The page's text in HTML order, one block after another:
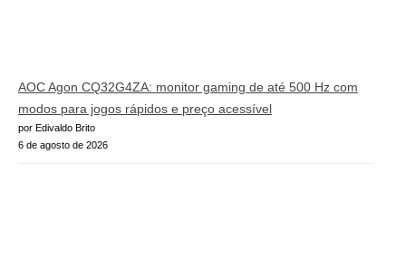
AOC Agon CQ32G4ZA: monitor gaming de até 500 Hz com
modos para jogos rápidos e preço acessível
por Edivaldo Brito
6 de agosto de 2026